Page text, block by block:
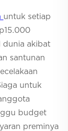
untuk setiap
dunia akibat
santunan
untuk
budget
preminya